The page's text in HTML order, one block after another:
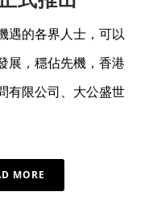
遇的各界人士，可以
展，穩佔先機，香港
有限公司、大公盛世
MORE